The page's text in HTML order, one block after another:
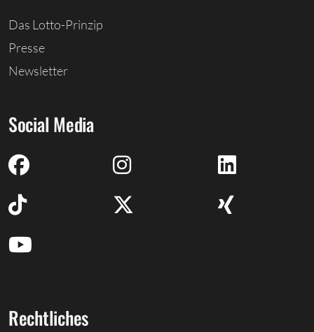
Das Lotto-Prinzip
Presse
Newsletter
Social Media
Rechtliches